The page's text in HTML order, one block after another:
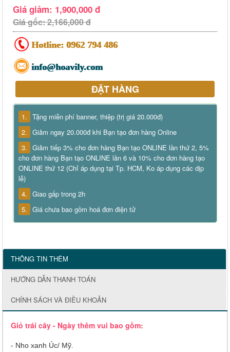
Giá giảm: 1,900,000 đ
Giá gốc: 2,166,000 đ
Hotline: 0962 794 486
info@hoavily.com
ĐẶT HÀNG
1. Tặng miễn phí banner, thiệp (trị giá 20.000đ)
2. Giảm ngay 20.000đ khi Bạn tạo đơn hàng Online
3. Giảm tiếp 3% cho đơn hàng Bạn tạo ONLINE lần thứ 2, 5%
cho đơn hàng Bạn tạo ONLINE lần 6 và 10% cho đơn hàng tạo
ONLINE thứ 12 (Chỉ áp dụng tại Tp. HCM, Ko áp dụng các dịp
lễ)
4. Giao gấp trong 2h
5. Giá chưa bao gồm hoá đơn điện tử
THÔNG TIN THÊM
HƯỚNG DẪN THANH TOÁN
CHÍNH SÁCH VÀ ĐIỀU KHOẢN
Giỏ trái cây - Ngày thêm vui bao gồm:
- Nho xanh Úc/ Mỹ.